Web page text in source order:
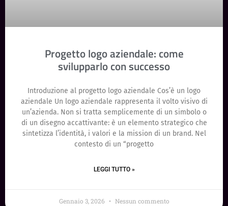
Progetto logo aziendale: come
svilupparlo con successo
Introduzione al progetto logo aziendale Cos’è un logo
aziendale Un logo aziendale rappresenta il volto visivo di
un’azienda. Non si tratta semplicemente di un simbolo o
di un disegno accattivante: è un elemento strategico che
sintetizza l’identità, i valori e la mission di un brand. Nel
contesto di un “progetto
LEGGI TUTTO »
Gennaio 3, 2026 Nessun commento